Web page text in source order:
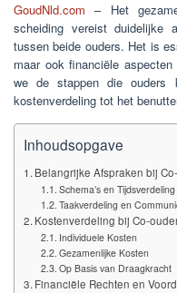
GoudNld.com – Het
scheiding vereist duidelijke
tussen beide ouders. Het is
maar ook financiële
we de stappen die ouders
kostenverdeling tot het
Inhoudsopgave
Belangrijke Afspraken bij
Schema’s en Tijdsverdeling
Taakverdeling en
Kostenverdeling bij Co-
Individuele Kosten
Gezamenlijke Kosten
Op Basis van Draagkracht
Financiële Rechten en